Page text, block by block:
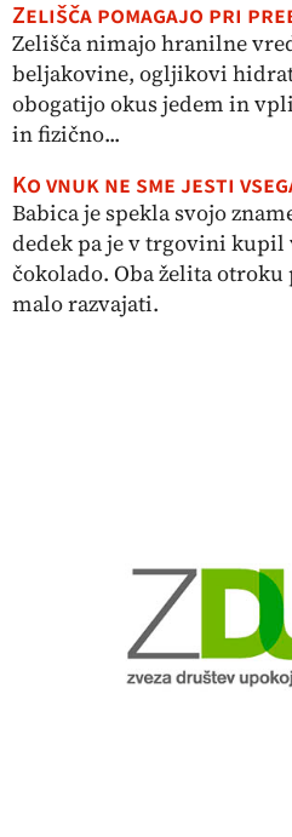
Zelišča pomagajo pri
Zelišča nimajo hranilne
beljakovine, ogljikovi
obogatijo okus jedem in
in fizično...
Ko vnuk ne sme jesti
Babica je spekla svojo
dedek pa je v trgovini
čokolado. Oba želita
malo razvajati.